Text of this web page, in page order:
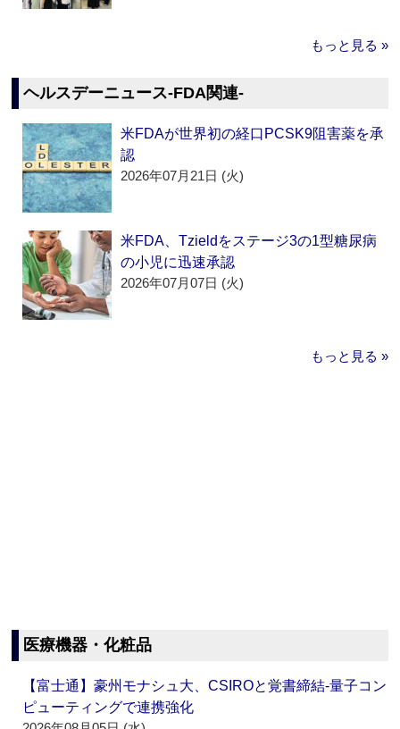
もっと見る »
ヘルスデーニュース‐FDA関連‐
米FDAが世界初の経口PCSK9阻害薬を承
認
2026年07月21日 (火)
米FDA、Tzieldをステージ3の1型糖尿病
の小児に迅速承認
2026年07月07日 (火)
もっと見る »
医療機器・化粧品
【富士通】豪州モナシュ大、CSIROと覚書締結‐量子コン
ピューティングで連携強化